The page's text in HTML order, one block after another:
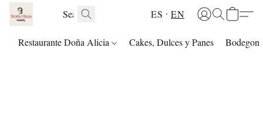
ES EN
Restaurante Doña Alicia Cakes, Dulces y Panes Bodegon